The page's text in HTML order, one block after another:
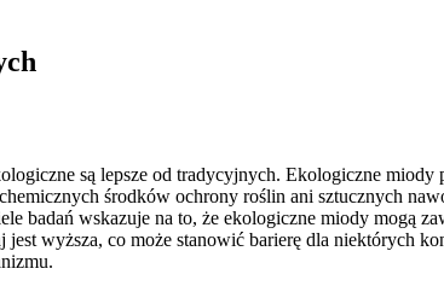
są lepsze od tradycyjnych. Ekologiczne
środków ochrony roślin ani sztucznych
badań wskazuje na to, że ekologiczne miody mogą
wyższa, co może stanowić barierę dla niektórych